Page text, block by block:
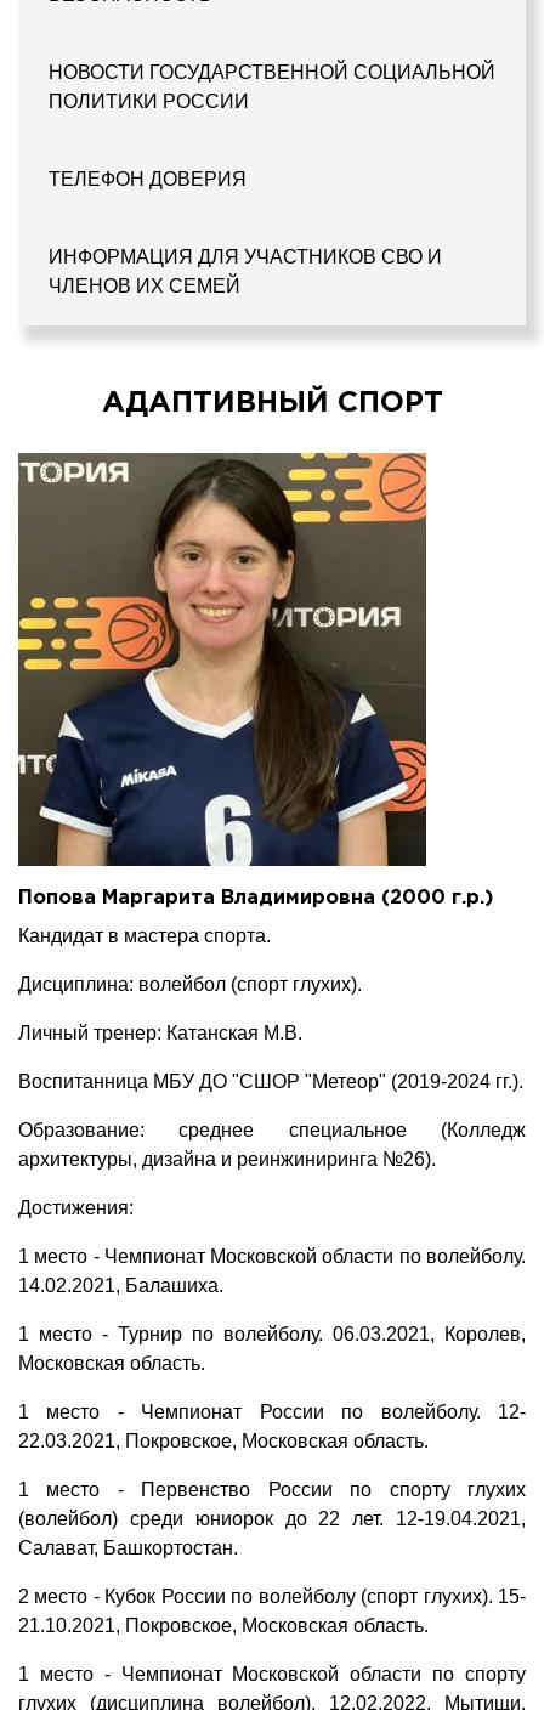
НОВОСТИ ГОСУДАРСТВЕННОЙ СОЦИАЛЬНОЙ
ПОЛИТИКИ РОССИИ
ТЕЛЕФОН ДОВЕРИЯ
ИНФОРМАЦИЯ ДЛЯ УЧАСТНИКОВ СВО И
ЧЛЕНОВ ИХ СЕМЕЙ
АДАПТИВНЫЙ СПОРТ
Попова Маргарита Владимировна (2000 г.р.)
Кандидат в мастера спорта.
Дисциплина: волейбол (спорт глухих).
Личный тренер: Катанская М.В.
Воспитанница МБУ ДО "СШОР "Метеор" (2019-2024 гг.).
Образование: среднее специальное (Колледж
архитектуры, дизайна и реинжиниринга №26).
Достижения:
1 место - Чемпионат Московской области по волейболу.
14.02.2021, Балашиха.
1 место - Турнир по волейболу. 06.03.2021, Королев,
Московская область.
1 место - Чемпионат России по волейболу. 12-
22.03.2021, Покровское, Московская область.
1 место - Первенство России по спорту глухих
(волейбол) среди юниорок до 22 лет. 12-19.04.2021,
Салават, Башкортостан.
2 место - Кубок России по волейболу (спорт глухих). 15-
21.10.2021, Покровское, Московская область.
1 место - Чемпионат Московской области по спорту
глухих (дисциплина волейбол). 12.02.2022, Мытищи,